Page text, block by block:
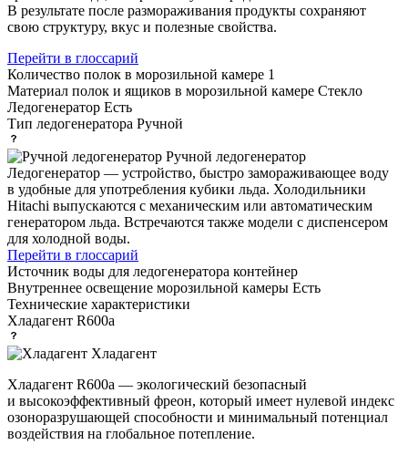
В результате после размораживания продукты сохраняют
свою структуру, вкус и полезные свойства.
Перейти в глоссарий
Количество полок в морозильной камере 1
Материал полок и ящиков в морозильной камере Стекло
Ледогенератор Есть
Тип ледогенератора Ручной
Ручной ледогенератор
Ледогенератор — устройство, быстро замораживающее воду
в удобные для употребления кубики льда. Холодильники
Hitachi выпускаются с механическим или автоматическим
генератором льда. Встречаются также модели с диспенсером
для холодной воды.
Перейти в глоссарий
Источник воды для ледогенератора контейнер
Внутреннее освещение морозильной камеры Есть
Технические характеристики
Хладагент R600a
Хладагент
Хладагент R600a — экологический безопасный
и высокоэффективный фреон, который имеет нулевой индекс
озоноразрушающей способности и минимальный потенциал
воздействия на глобальное потепление.